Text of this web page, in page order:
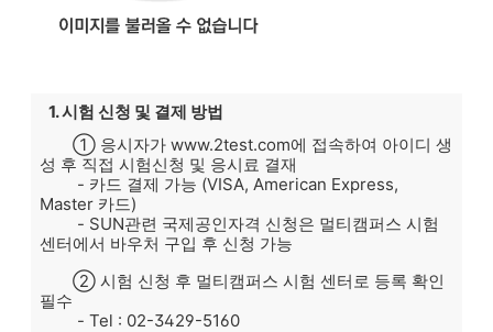
1. 시험 신청 및 결제 방법
① 응시자가 www.2test.com에 접속하여 아이디 생
성 후 직접 시험신청 및 응시료 결재
- 카드 결제 가능 (VISA, American Express,
Master 카드)
- SUN관련 국제공인자격 신청은 멀티캠퍼스 시험
센터에서 바우처 구입 후 신청 가능
② 시험 신청 후 멀티캠퍼스 시험 센터로 등록 확인
필수
- Tel : 02-3429-5160